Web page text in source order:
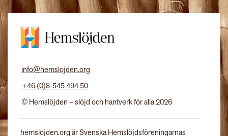
info@hemslojden.org
+46 (0)8-545 494 50
© Hemslöjden – slöjd och hantverk för alla 2026
hemslojden.org är Svenska Hemslöjdsföreningarnas